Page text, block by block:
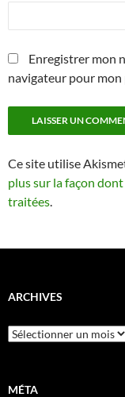
Enregistrer mon
navigateur pour
Ce site utilise
plus sur la façon
traitées.
ARCHIVES
Archives
MÉTA